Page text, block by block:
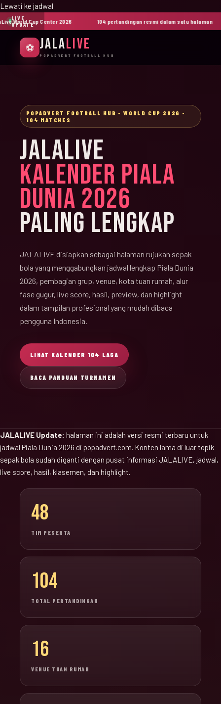
Lewati ke jadwal
LIVE
UPDATE
World Cup Center 2026 104 pertandingan resmi dalam satu halaman
⚽ JALALIVE
POPADVERT FOOTBALL HUB
POPADVERT FOOTBALL HUB • WORLD CUP 2026 •
104 MATCHES
JALALIVE
KALENDER PIALA
DUNIA 2026
PALING LENGKAP
JALALIVE disiapkan sebagai halaman rujukan sepak
bola yang menggabungkan jadwal lengkap Piala Dunia
2026, pembagian grup, venue, kota tuan rumah, alur
fase gugur, live score, hasil, preview, dan highlight
dalam tampilan profesional yang mudah dibaca
pengguna Indonesia.
LIHAT KALENDER 104 LAGA
BACA PANDUAN TURNAMEN
JALALIVE Update: halaman ini adalah versi resmi terbaru untuk
jadwal Piala Dunia 2026 di popadvert.com. Konten lama di luar topik
sepak bola sudah diganti dengan pusat informasi JALALIVE, jadwal,
live score, hasil, klasemen, dan highlight.
48
TIM PESERTA
104
TOTAL PERTANDINGAN
16
VENUE TUAN RUMAH